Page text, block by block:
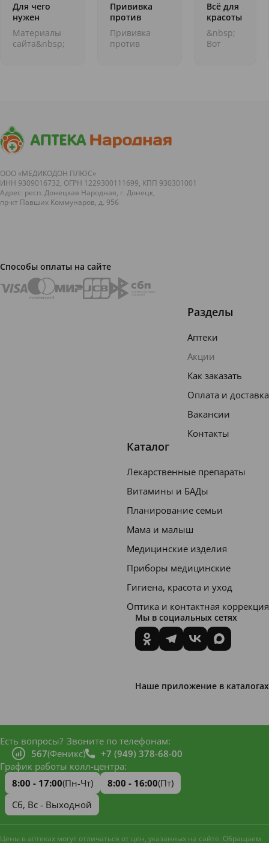
Для чего
нужен
кислородный
баллончик
для дыхания
Материалы
сайта&nbsp;
Прививка
против
бешенства.
Выдающиеся
медицинские
Прививка
против
рубрику об
открытиях в
Всё для
красоты
рук
&nbsp;
Вот
ООО «МЕДИКОДОН ПЛЮС»
ИНН 9309016732, ОГРН 1229300111699, КПП 930301001
Адрес: респ. Донецкая Народная, г. Донецк,
пр-кт Павших Коммунаров, д. 95б
Способы оплаты на сайте
Разделы
Аптеки
Акции
Как заказать
Оплата и доставка
Вакансии
Контакты
Каталог
Лекарственные препараты
Витамины и БАДы
Планирование семьи
Мама и малыш
Медицинские изделия
Приборы медицинские
Гигиена, красота и уход
Оптика и контактная коррекция
Мы в социальных сетях
Наше приложение в каталогах
Есть вопросы? Звоните по телефонам:
567(Феникс)
+7 (949) 378-68-00
График работы колл-центра:
8:00 - 17:00(Пн-Чт) 8:00 - 16:00(Пт)
Сб, Вс - Выходной
Цены в аптеках могут отличаться от цен, указанных на сайте. Обращаем